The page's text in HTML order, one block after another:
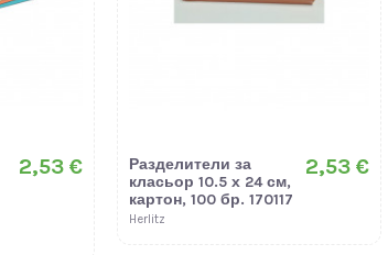
2,53 €
Разделители за
класьор 10.5 х 24 см,
картон, 100 бр. 170117
Herlitz
2,53 €